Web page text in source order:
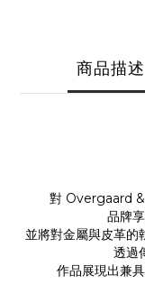
商品描述
對 Overgaard
品牌
並將對金屬與皮革的
透過
作品展現出兼